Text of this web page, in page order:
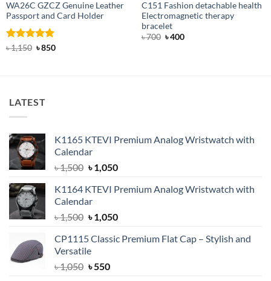
WA26C GZCZ Genuine Leather
Passport and Card Holder
Rated 5
৳1,150 Original
৳850Current
C151 Fashion detachable health
Electromagnetic therapy
bracelet
৳700 Original
৳400Current
LATEST
K1165 KTEVI Premium Analog Wristwatch with
Calendar
৳1,500 Original
was:
৳ 1,500.
৳1,050Current
is:
K1164 KTEVI Premium Analog Wristwatch with
Calendar
৳1,500 Original
was:
৳ 1,500.
৳1,050Current
is:
CP1115 Classic Premium Flat Cap – Stylish and
Versatile
৳1,050 Original
৳550Current